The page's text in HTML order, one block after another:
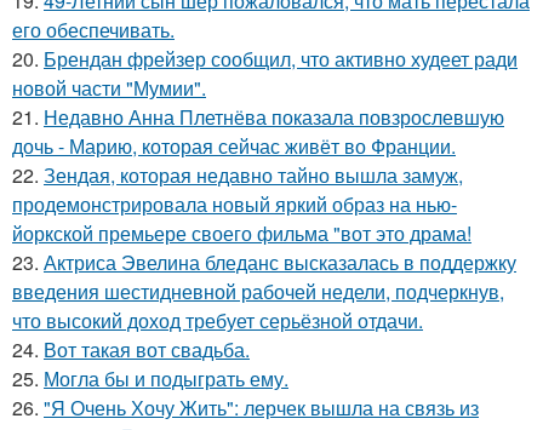
его обеспечивать.
20. Брендан фрейзер сообщил, что активно худеет ради
новой части "Мумии".
21. Недавно Анна Плетнёва показала повзрослевшую
дочь - Марию, которая сейчас живёт во Франции.
22. Зендая, которая недавно тайно вышла замуж,
продемонстрировала новый яркий образ на нью-
йоркской премьере своего фильма "вот это драма!
23. Актриса Эвелина бледанс высказалась в поддержку
введения шестидневной рабочей недели, подчеркнув,
что высокий доход требует серьёзной отдачи.
24. Вот такая вот свадьба.
25. Могла бы и подыграть ему.
26. "Я Очень Хочу Жить": лерчек вышла на связь из